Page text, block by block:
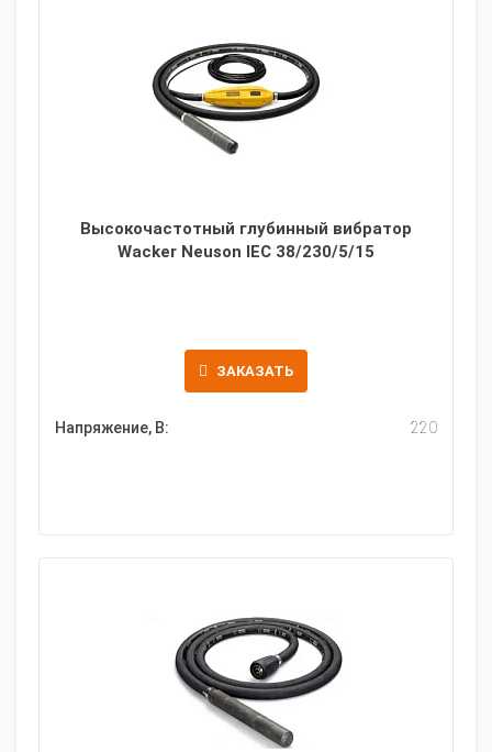
Высокочастотный глубинный вибратор
Wacker Neuson IEC 38/230/5/15
ЗАКАЗАТЬ
Напряжение, В: 220